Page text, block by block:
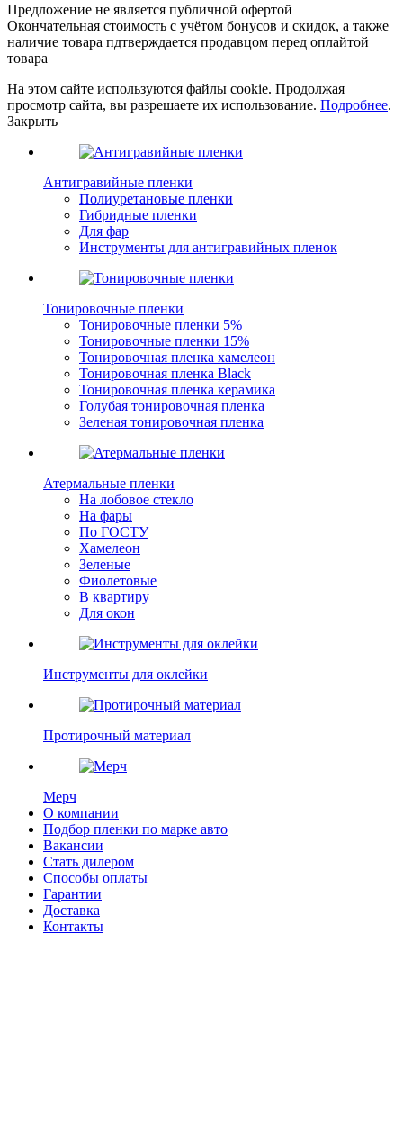
Предложение не является публичной офертой
Окончательная стоимость с учётом бонусов и скидок, а также
наличие товара пдтверждается продавцом перед оплайтой
товара
На этом сайте используются файлы cookie. Продолжая
просмотр сайта, вы разрешаете их использование. Подробнее.
Закрыть
Антигравийные пленки
Полиуретановые пленки
Гибридные пленки
Для фар
Инструменты для антигравийных пленок
Тонировочные пленки
Тонировочные пленки 5%
Тонировочные пленки 15%
Тонировочная пленка хамелеон
Тонировочная пленка Black
Тонировочная пленка керамика
Голубая тонировочная пленка
Зеленая тонировочная пленка
Атермальные пленки
На лобовое стекло
На фары
По ГОСТУ
Хамелеон
Зеленые
Фиолетовые
В квартиру
Для окон
Инструменты для оклейки
Протирочный материал
Мерч
О компании
Подбор пленки по марке авто
Вакансии
Стать дилером
Способы оплаты
Гарантии
Доставка
Контакты